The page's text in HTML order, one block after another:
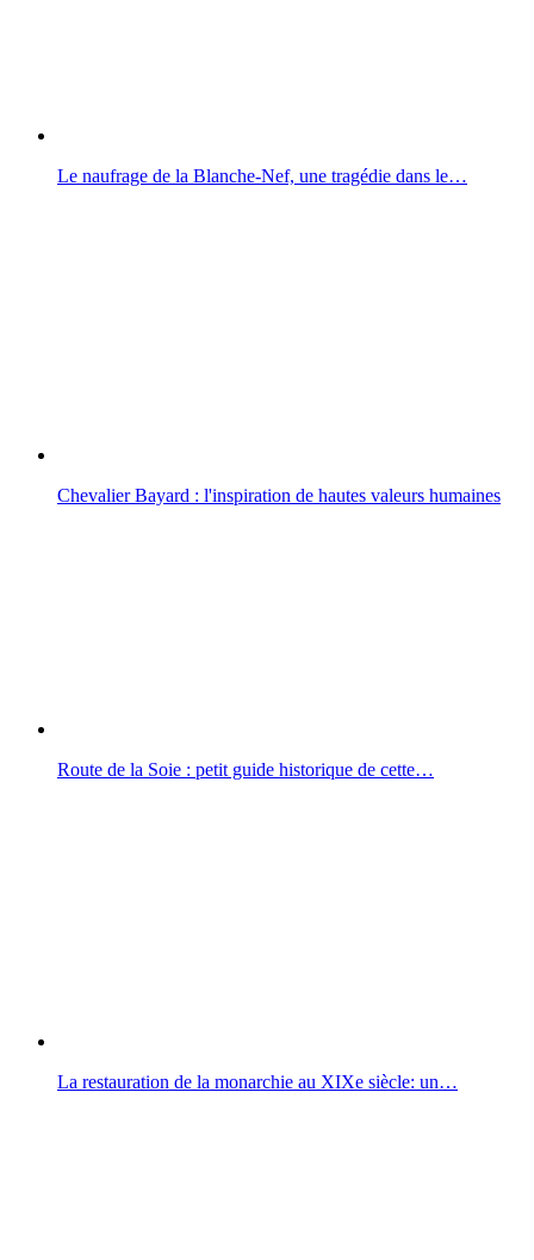
Le naufrage de la Blanche-Nef, une tragédie dans le…
Chevalier Bayard : l'inspiration de hautes valeurs humaines
Route de la Soie : petit guide historique de cette…
La restauration de la monarchie au XIXe siècle: un…